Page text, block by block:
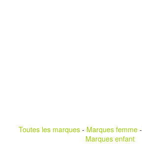
Toutes les marques - Marques femme -
Marques enfant